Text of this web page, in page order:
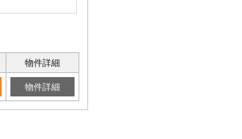
物件詳細
物件詳細